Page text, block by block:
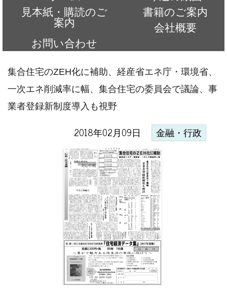
見本紙・購読のご
案内
書籍のご案内
会社概要
お問い合わせ
集合住宅のZEH化に補助、経産省エネ庁・環境省、
一次エネ削減率に幅、集合住宅の委員会で議論、事
業者登録新制度導入も視野
2018年02月09日 金融・行政